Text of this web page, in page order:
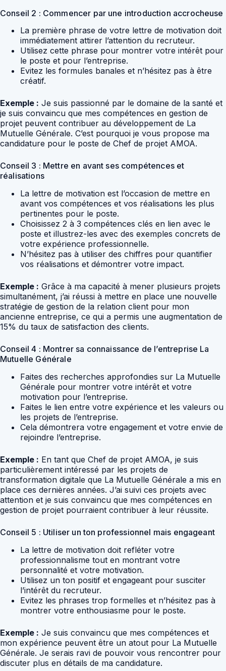
Conseil 2 : Commencer par une introduction accrocheuse
La première phrase de votre lettre de motivation doit
immédiatement attirer l’attention du recruteur.
Utilisez cette phrase pour montrer votre intérêt pour
le poste et pour l’entreprise.
Evitez les formules banales et n’hésitez pas à être
créatif.
Exemple : Je suis passionné par le domaine de la santé et
je suis convaincu que mes compétences en gestion de
projet peuvent contribuer au développement de La
Mutuelle Générale. C’est pourquoi je vous propose ma
candidature pour le poste de Chef de projet AMOA.
Conseil 3 : Mettre en avant ses compétences et
réalisations
La lettre de motivation est l’occasion de mettre en
avant vos compétences et vos réalisations les plus
pertinentes pour le poste.
Choisissez 2 à 3 compétences clés en lien avec le
poste et illustrez-les avec des exemples concrets de
votre expérience professionnelle.
N’hésitez pas à utiliser des chiffres pour quantifier
vos réalisations et démontrer votre impact.
Exemple : Grâce à ma capacité à mener plusieurs projets
simultanément, j’ai réussi à mettre en place une nouvelle
stratégie de gestion de la relation client pour mon
ancienne entreprise, ce qui a permis une augmentation de
15% du taux de satisfaction des clients.
Conseil 4 : Montrer sa connaissance de l’entreprise La
Mutuelle Générale
Faites des recherches approfondies sur La Mutuelle
Générale pour montrer votre intérêt et votre
motivation pour l’entreprise.
Faites le lien entre votre expérience et les valeurs ou
les projets de l’entreprise.
Cela démontrera votre engagement et votre envie de
rejoindre l’entreprise.
Exemple : En tant que Chef de projet AMOA, je suis
particulièrement intéressé par les projets de
transformation digitale que La Mutuelle Générale a mis en
place ces dernières années. J’ai suivi ces projets avec
attention et je suis convaincu que mes compétences en
gestion de projet pourraient contribuer à leur réussite.
Conseil 5 : Utiliser un ton professionnel mais engageant
La lettre de motivation doit refléter votre
professionnalisme tout en montrant votre
personnalité et votre motivation.
Utilisez un ton positif et engageant pour susciter
l’intérêt du recruteur.
Evitez les phrases trop formelles et n’hésitez pas à
montrer votre enthousiasme pour le poste.
Exemple : Je suis convaincu que mes compétences et
mon expérience peuvent être un atout pour La Mutuelle
Générale. Je serais ravi de pouvoir vous rencontrer pour
discuter plus en détails de ma candidature.